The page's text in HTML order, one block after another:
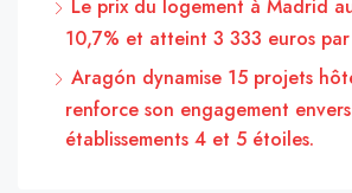
Le prix du logement à Madrid
10,7% et atteint 3 333 euros
Aragón dynamise 15 projets
renforce son engagement
établissements 4 et 5 étoiles.